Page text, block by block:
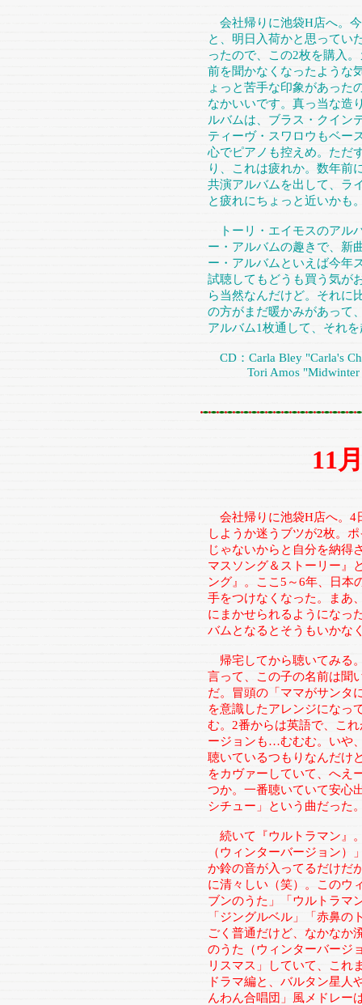
会社帰りに池袋H店へ。
と、明日入荷かと思ってい
ったので、この2枚を購入
前を聞かなくなったような
ょっと苦手な印象があっ
なかいいです。真っ当な造
ルバムは、ブラス・クイン
ティーヴ・スワロウもベー
心でピアノも控えめ。ただ
り、これは疲れか。数年前
共演アルバムを出して、ラ
と疲れにちょっと近いかも
トーリ・エイモスのアル
ー・アルバムの趣きで、新
ー・アルバムといえば今年
試聴してもどうも買う気が
ら当然なんだけど。それに
の方がまだ暖かみがあって
アルバム1枚通して、それ
CD：Carla Bley "Carla's
Tori Amos "Midwinter
11
会社帰りに池袋H店へ。4
しようか迷うブツが2枚。
じゃないからと自分を納得
マスソング＆ストーリー』
ング』。ここ5～6年、日本
手をつけなくなった。まあ
にまかせられるようになっ
バムとなるとそうもいかな
帰宅してから聴いてみる
言って、この子の名前は聞
だ。冒頭の「ママがサンタ
を意識したアレンジになっ
む。2番からは英語で、こ
ージョンも…むむむ。いや
聴いているつもりなんだけ
をカヴァーしていて、へえ
つか。一番聴いていて安心
シチュー」という曲だった
続いて『ウルトラマン』
（ウィンターバージョン
か鈴の音が入ってるだけだ
に清々しい（笑）。このウ
ブンのうた」「ウルトラマ
「ジングルベル」「赤鼻
ごく普通だけど、なかなか
のうた（ウィンターバージ
リスマス」していて、これ
ドラマ編と、バルタン星人
んわん合唱団」風メドレー